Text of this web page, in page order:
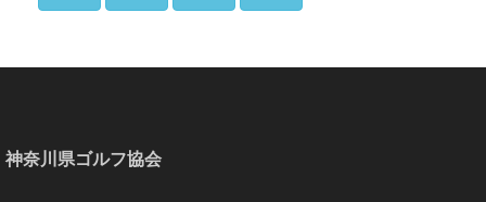
神奈川県ゴルフ協会